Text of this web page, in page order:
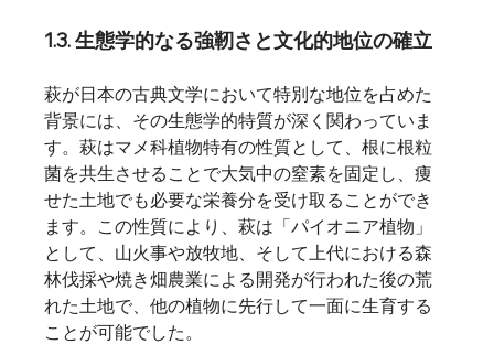
1.3. 生態学的なる強靭さと文化的地位の確立
萩が日本の古典文学において特別な地位を占めた
背景には、その生態学的特質が深く関わっていま
す。萩はマメ科植物特有の性質として、根に根粒
菌を共生させることで大気中の窒素を固定し、痩
せた土地でも必要な栄養分を受け取ることができ
ます。この性質により、萩は「パイオニア植物」
として、山火事や放牧地、そして上代における森
林伐採や焼き畑農業による開発が行われた後の荒
れた土地で、他の植物に先行して一面に生育する
ことが可能でした。